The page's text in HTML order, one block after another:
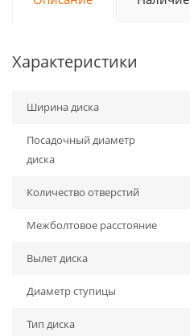
Характеристики
Ширина диска
Посадочный диаметр
диска
Количество отверстий
Межболтовое расстояние
Вылет диска
Диаметр ступицы
Тип диска